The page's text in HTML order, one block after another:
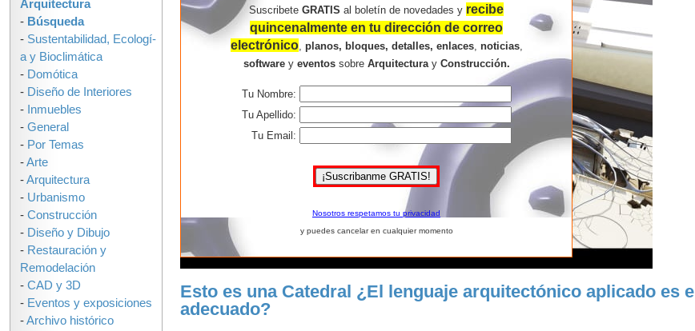
Esto es una Catedral ¿El lenguaje arquitectónico aplicado es el
adecuado?
Suscribete GRATIS al boletín de novedades y recibe
quincenalmente en tu dirección de correo
electrónico, planos, bloques, detalles, enlaces, noticias,
softwarey eventossobre Arquitecturay Construcción.
Tu Nombre:
Tu Apellido:
Tu Email:
Nosotros respetamos tu privacidad
y puedes cancelar en cualquier momento
Arquitectura
- Búsqueda
- Sustentabilidad, Ecologí­
a y Bioclimática
- Domótica
- Diseño de Interiores
- Inmuebles
- General
- Por Temas
-Arte
-Arquitectura
- Urbanismo
- Construcción
- Diseño y Dibujo
- Restauración y
Remodelación
- CAD y 3D
- Eventos y exposiciones
-Archivo histórico